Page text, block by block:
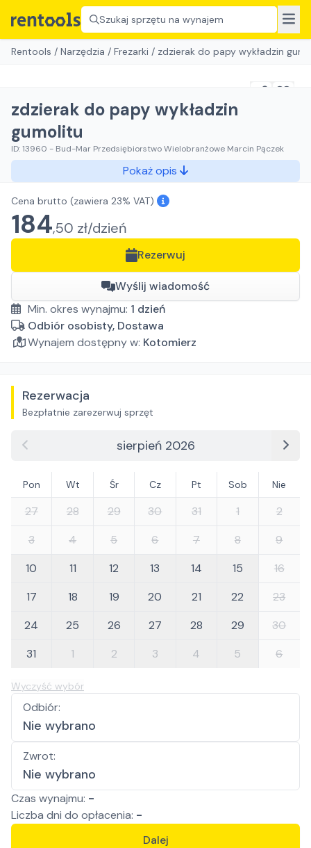
Szukaj sprzętu na wynajem
Rentools / Narzędzia / Frezarki / zdzierak do papy wykładzin
zdzierak do papy wykładzin
gumolitu
ID:13960 - Bud-Mar Przedsiębiorstwo Wielobranżowe Marcin Pączek
Pokaż opis
Cena brutto (zawiera 23% VAT)
184,50 zł/dzień
Rezerwuj
Wyślij wiadomość
Min. okres wynajmu: 1 dzień
Odbiór osobisty, Dostawa
Wynajem dostępny w: Kotomierz
Rezerwacja
Bezpłatnie zarezerwuj sprzęt
sierpień 2026
Pon Wt Śr Cz Pt Sob Nie
27 28 29 30 31 1
2
3
4 5 6 7 8
9
10
11 12 13 14 15
16
17
18 19 20 21 22
23
24
25 26 27 28 29
30
31
1 2 3 4 5 6
Wyczyść wybór
Odbiór:
Nie wybrano
Zwrot:
Nie wybrano
Czas wynajmu: -
Liczba dni do opłacenia: -
Dalej